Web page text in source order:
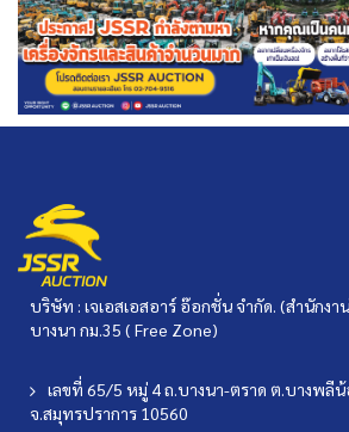
บริษัท : เจเอสเอสอาร์ อ๊อกชั่น จำกัด. (สำนักง
บางนา กม.35 ( Free Zone)
เลขที่ 65/5 หมู่ 4 ถ.บางนา-ตราด ต.บางพลี
จ.สมุทรปราการ 10560